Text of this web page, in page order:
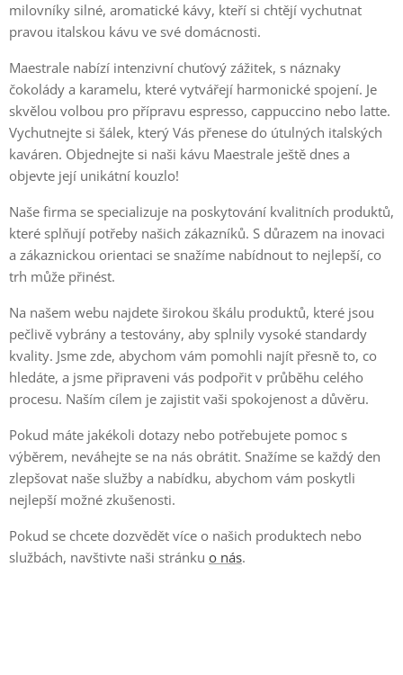
milovníky silné, aromatické kávy, kteří si chtějí vychutnat
pravou italskou kávu ve své domácnosti.
Maestrale nabízí intenzivní chuťový zážitek, s náznaky
čokolády a karamelu, které vytvářejí harmonické spojení. Je
skvělou volbou pro přípravu espresso, cappuccino nebo latte.
Vychutnejte si šálek, který Vás přenese do útulných italských
kaváren. Objednejte si naši kávu Maestrale ještě dnes a
objevte její unikátní kouzlo!
Naše firma se specializuje na poskytování kvalitních produktů,
které splňují potřeby našich zákazníků. S důrazem na inovaci
a zákaznickou orientaci se snažíme nabídnout to nejlepší, co
trh může přinést.
Na našem webu najdete širokou škálu produktů, které jsou
pečlivě vybrány a testovány, aby splnily vysoké standardy
kvality. Jsme zde, abychom vám pomohli najít přesně to, co
hledáte, a jsme připraveni vás podpořit v průběhu celého
procesu. Naším cílem je zajistit vaši spokojenost a důvěru.
Pokud máte jakékoli dotazy nebo potřebujete pomoc s
výběrem, neváhejte se na nás obrátit. Snažíme se každý den
zlepšovat naše služby a nabídku, abychom vám poskytli
nejlepší možné zkušenosti.
Pokud se chcete dozvědět více o našich produktech nebo
službách, navštivte naši stránku o nás.